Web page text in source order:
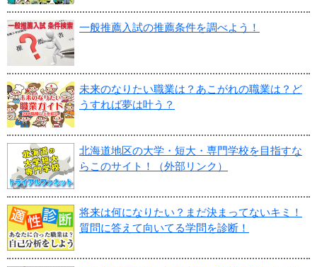
一般推薦入試の推薦条件を調べよう！
未来のなりたい職業は？あこがれの職業は？ど
うすれば夢は叶う？
北海道地区の大学・短大・専門学校を目指すな
らこのサイト！（外部リンク）
将来は何になりたい？まだ決まってないキミ！
質問に答えて向いてる学問を診断！